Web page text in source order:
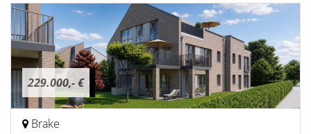
229.000,- €
Brake